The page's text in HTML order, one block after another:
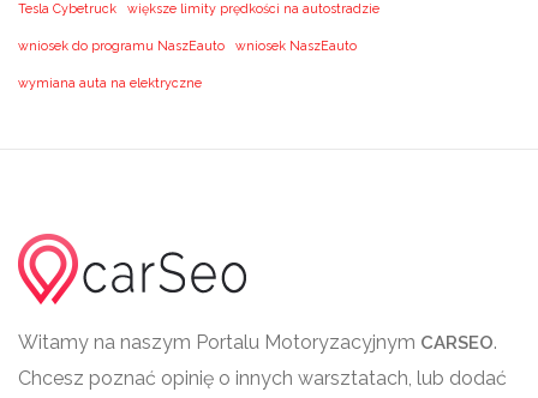
Tesla Cybetruck większe limity prędkości na autostradzie
wniosek do programu NaszEauto wniosek NaszEauto
wymiana auta na elektryczne
Witamy na naszym Portalu Motoryzacyjnym CARSEO.
Chcesz poznać opinię o innych warsztatach, lub dodać